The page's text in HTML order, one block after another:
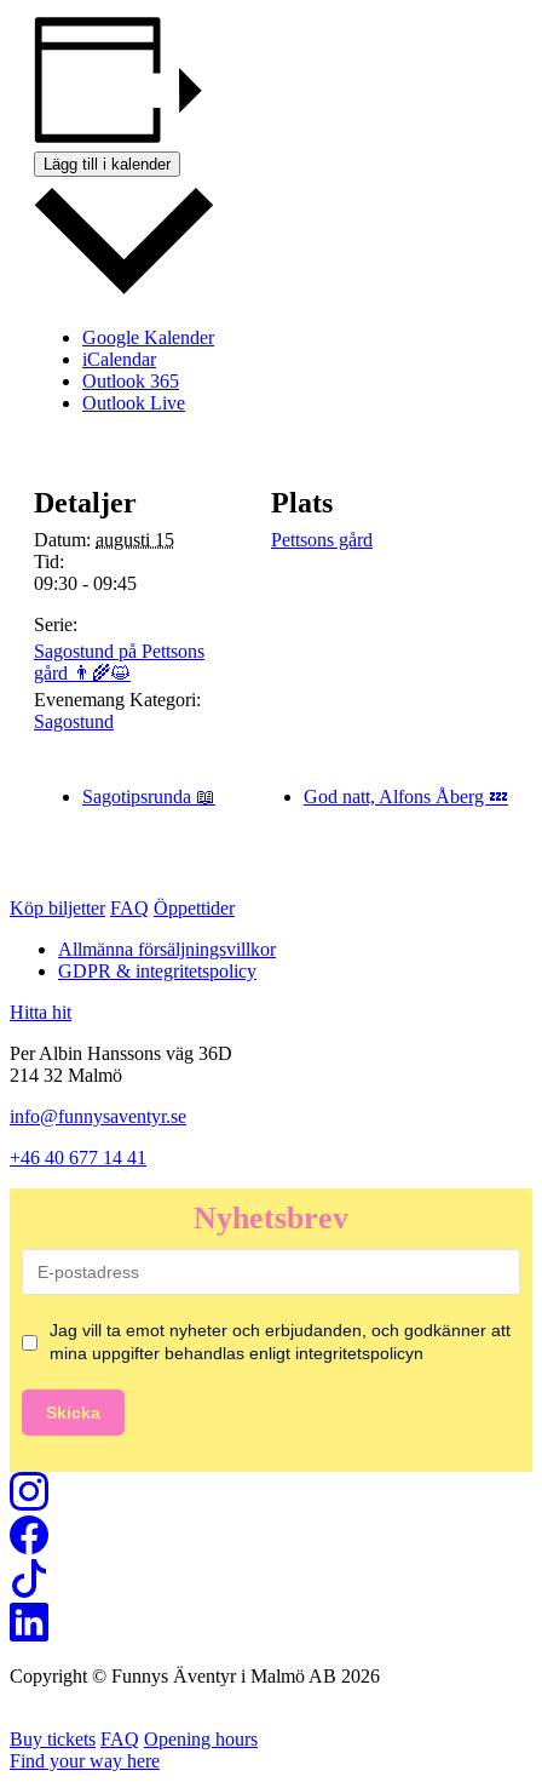
Lägg till i kalender
Google Kalender
iCalendar
Outlook 365
Outlook Live
Detaljer
Datum: augusti 15
Tid:
09:30 - 09:45
Serie:
Sagostund på Pettsons
gård 👨‍🌾😺
Evenemang Kategori:
Sagostund
Plats
Pettsons gård
Sagotipsrunda 📖 God natt, Alfons Åberg 💤
Köp biljetter FAQ Öppettider
Allmänna försäljningsvillkor
GDPR & integritetspolicy
Hitta hit
Per Albin Hanssons väg 36D
214 32 Malmö
info@funnysaventyr.se
+46 40 677 14 41
Nyhetsbrev
Jag vill ta emot nyheter och erbjudanden, och godkänner att
mina uppgifter behandlas enligt integritetspolicyn
Skicka
Copyright © Funnys Äventyr i Malmö AB 2026
Buy tickets FAQ Opening hours
Find your way here